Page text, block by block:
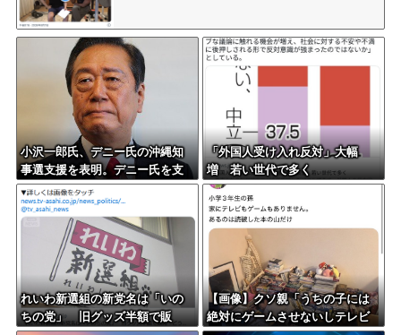
小沢一郎氏、デニー氏の沖縄知
事選支援を表明。デニー氏を支
援しない中革連を批判
「外国人受け入れ反対」大幅
増 若い世代で多く
れいわ新選組の新党名は「いの
ちの党」 旧グッズ半額で販
【画像】クソ親「うちの子には
絶対にゲームさせないしテレビ